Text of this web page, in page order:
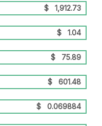
$ 1,912.73
$ 1.04
$ 75.89
$ 601.48
$ 0.069884